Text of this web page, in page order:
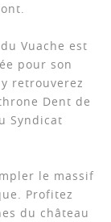
Vuache est
pour son
retrouverez
Dent de
Syndicat
le massif
Profitez
du château